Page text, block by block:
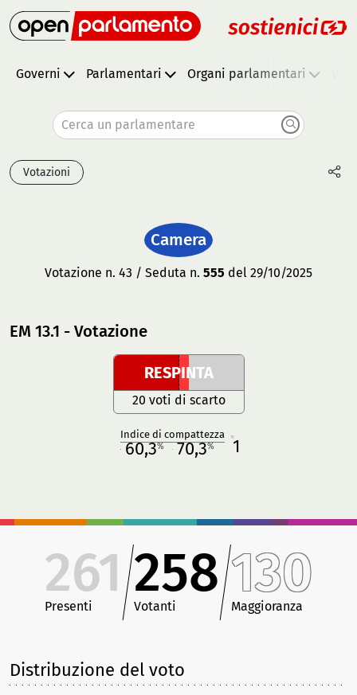
Governi Parlamentari Organi parlamentari
Cerca un parlamentare
Votazioni
Camera
Votazione n. 43 / Seduta n. 555 del 29/10/2025
EM 13.1 - Votazione
RESPINTA
20 voti di scarto
Indice di compattezza
60,3% 70,3% 1
261
Presenti
258
Votanti
130
Maggioranza
Distribuzione del voto